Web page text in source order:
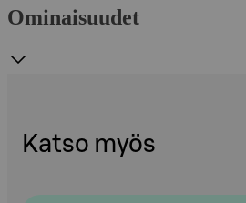
Ominaisuudet
Katso myös